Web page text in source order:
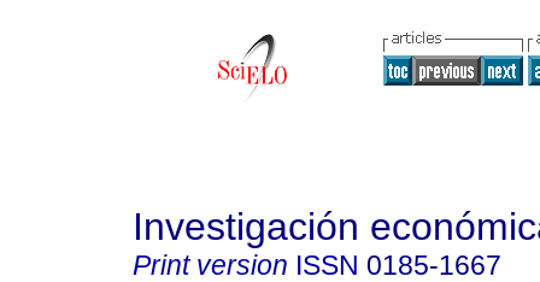
Investigación
Print version ISSN 0185-1667